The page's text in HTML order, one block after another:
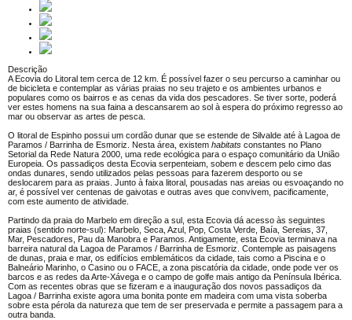
Descrição
A Ecovia do Litoral tem cerca de 12 km. É possível fazer o seu percurso a caminhar ou
de bicicleta e contemplar as várias praias no seu trajeto e os ambientes urbanos e
populares como os bairros e as cenas da vida dos pescadores. Se tiver sorte, poderá
ver estes homens na sua faina a descansarem ao sol à espera do próximo regresso ao
mar ou observar as artes de pesca.
O litoral de Espinho possui um cordão dunar que se estende de Silvalde até à Lagoa de
Paramos / Barrinha de Esmoriz. Nesta área, existem habitats constantes no Plano
Setorial da Rede Natura 2000, uma rede ecológica para o espaço comunitário da União
Europeia. Os passadiços desta Ecovia serpenteiam, sobem e descem pelo cimo das
ondas dunares, sendo utilizados pelas pessoas para fazerem desporto ou se
deslocarem para as praias. Junto à faixa litoral, pousadas nas areias ou esvoaçando no
ar, é possível ver centenas de gaivotas e outras aves que convivem, pacificamente,
com este aumento de atividade.
Partindo da praia do Marbelo em direção a sul, esta Ecovia dá acesso às seguintes
praias (sentido norte-sul): Marbelo, Seca, Azul, Pop, Costa Verde, Baía, Sereias, 37,
Mar, Pescadores, Pau da Manobra e Paramos. Antigamente, esta Ecovia terminava na
barreira natural da Lagoa de Paramos / Barrinha de Esmoriz. Contemple as paisagens
de dunas, praia e mar, os edifícios emblemáticos da cidade, tais como a Piscina e o
Balneário Marinho, o Casino ou o FACE, a zona piscatória da cidade, onde pode ver os
barcos e as redes da Arte-Xávega e o campo de golfe mais antigo da Península Ibérica.
Com as recentes obras que se fizeram e a inauguração dos novos passadiços da
Lagoa / Barrinha existe agora uma bonita ponte em madeira com uma vista soberba
sobre esta pérola da natureza que tem de ser preservada e permite a passagem para a
outra banda.